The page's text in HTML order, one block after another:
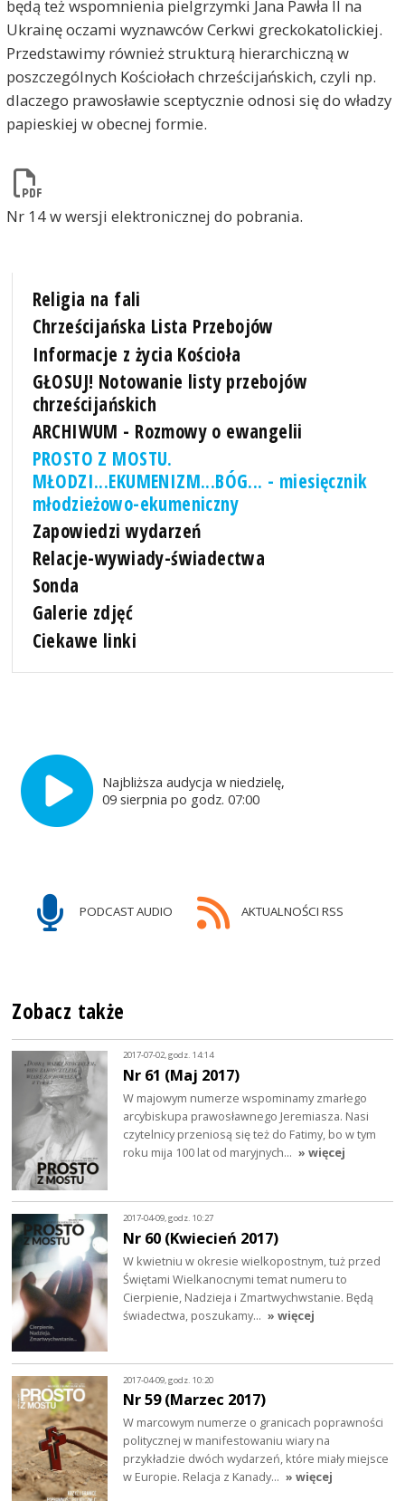
będą też wspomnienia pielgrzymki Jana Pawła II na
Ukrainę oczami wyznawców Cerkwi greckokatolickiej.
Przedstawimy również strukturą hierarchiczną w
poszczególnych Kościołach chrześcijańskich, czyli np.
dlaczego prawosławie sceptycznie odnosi się do władzy
papieskiej w obecnej formie.
Nr 14 w wersji elektronicznej do pobrania.
Religia na fali
Chrześcijańska Lista Przebojów
Informacje z życia Kościoła
GŁOSUJ! Notowanie listy przebojów
chrześcijańskich
ARCHIWUM - Rozmowy o ewangelii
PROSTO Z MOSTU.
MŁODZI...EKUMENIZM...BÓG... - miesięcznik
młodzieżowo-ekumeniczny
Zapowiedzi wydarzeń
Relacje-wywiady-świadectwa
Sonda
Galerie zdjęć
Ciekawe linki
Najbliższa audycja w niedzielę,
09 sierpnia po godz. 07:00
PODCAST AUDIO AKTUALNOŚCI RSS
Zobacz także
2017-07-02, godz. 14:14
Nr 61 (Maj 2017)
W majowym numerze wspominamy zmarłego
arcybiskupa prawosławnego Jeremiasza. Nasi
czytelnicy przeniosą się też do Fatimy, bo w tym
roku mija 100 lat od maryjnych… » więcej
2017-04-09, godz. 10:27
Nr 60 (Kwiecień 2017)
W kwietniu w okresie wielkopostnym, tuż przed
Świętami Wielkanocnymi temat numeru to
Cierpienie, Nadzieja i Zmartwychwstanie. Będą
świadectwa, poszukamy… » więcej
2017-04-09, godz. 10:20
Nr 59 (Marzec 2017)
W marcowym numerze o granicach poprawności
politycznej w manifestowaniu wiary na
przykładzie dwóch wydarzeń, które miały miejsce
w Europie. Relacja z Kanady… » więcej